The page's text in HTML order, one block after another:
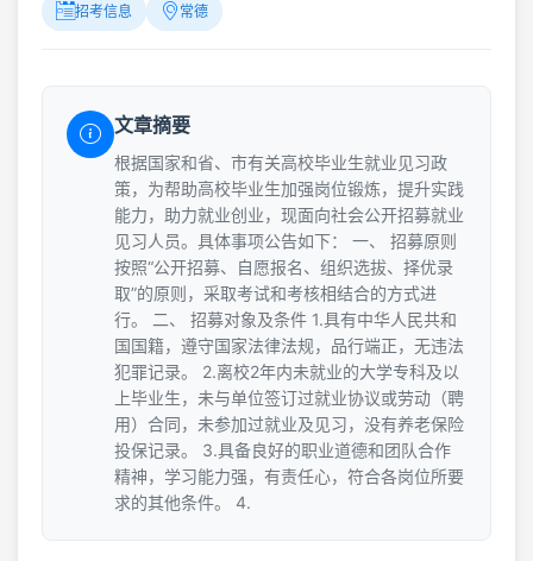
招考信息 常德
文章摘要
根据国家和省、市有关高校毕业生就业见习政
策，为帮助高校毕业生加强岗位锻炼，提升实践
能力，助力就业创业，现面向社会公开招募就业
见习人员。具体事项公告如下： 一、 招募原则
按照“公开招募、自愿报名、组织选拔、择优录
取”的原则，采取考试和考核相结合的方式进
行。 二、 招募对象及条件 1.具有中华人民共和
国国籍，遵守国家法律法规，品行端正，无违法
犯罪记录。 2.离校2年内未就业的大学专科及以
上毕业生，未与单位签订过就业协议或劳动（聘
用）合同，未参加过就业及见习，没有养老保险
投保记录。 3.具备良好的职业道德和团队合作
精神，学习能力强，有责任心，符合各岗位所要
求的其他条件。 4.